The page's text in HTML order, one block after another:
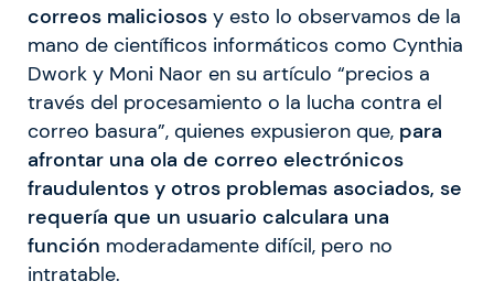
correos maliciosos y esto lo observamos de la
mano de científicos informáticos como Cynthia
Dwork y Moni Naor en su artículo “precios a
través del procesamiento o la lucha contra el
correo basura”, quienes expusieron que, para
afrontar una ola de correo electrónicos
fraudulentos y otros problemas asociados, se
requería que un usuario calculara una
función moderadamente difícil, pero no
intratable.